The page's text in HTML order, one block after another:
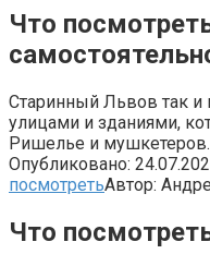
Что
Старинный Львов так
улицами и зданиями,
Ришелье и мушкетеров.
Опубликовано:
посмотретьАвтор:
Что